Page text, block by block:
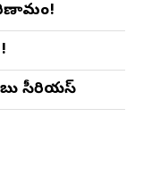
సీరియస్